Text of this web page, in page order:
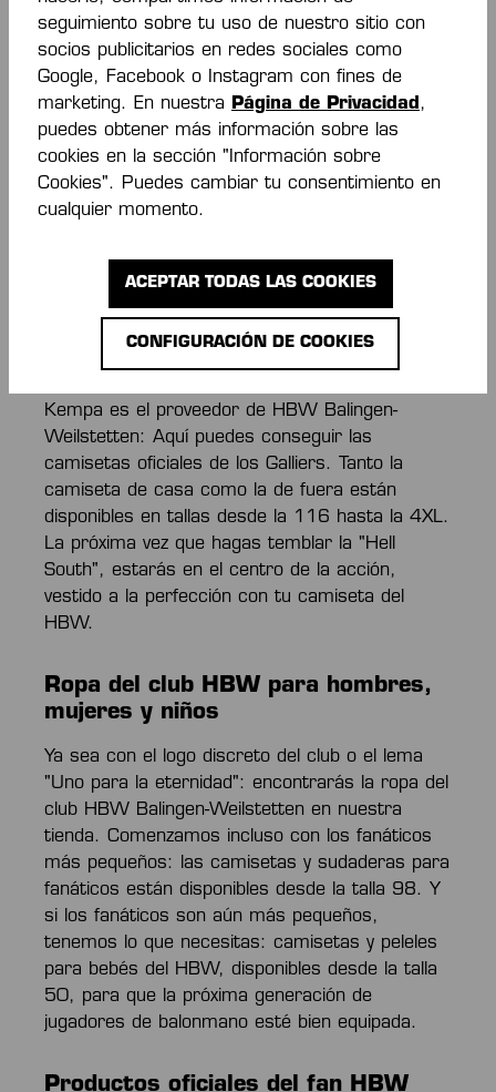
Kempa
¡Tu equipo: el HBW! Aquí, en la tienda oficial del
HBW Balingen-Weilstetten, puedes conseguir
camisetas, ropa del club y productos oficiales
de fan directamente del proveedor del equipo
Kempa. ¡Ya sea como regalo o para ti mismo:
aquí encontrarás todo lo que necesitas para
Camisetas del HBW aquí en la
tienda Gallier
Kempa es el proveedor de HBW Balingen-
Weilstetten: Aquí puedes conseguir las
camisetas oficiales de los Galliers. Tanto la
camiseta de casa como la de fuera están
disponibles en tallas desde la 116 hasta la 4XL.
La próxima vez que hagas temblar la "Hell
South", estarás en el centro de la acción,
vestido a la perfección con tu camiseta del
HBW.
Ropa del club HBW para hombres,
mujeres y niños
Ya sea con el logo discreto del club o el lema
"Uno para la eternidad": encontrarás la ropa del
club HBW Balingen-Weilstetten en nuestra
tienda. Comenzamos incluso con los fanáticos
más pequeños: las camisetas y sudaderas para
fanáticos están disponibles desde la talla 98. Y
si los fanáticos son aún más pequeños,
tenemos lo que necesitas: camisetas y peleles
para bebés del HBW, disponibles desde la talla
50, para que la próxima generación de
jugadores de balonmano esté bien equipada.
Productos oficiales del fan HBW
seguimiento sobre tu uso de nuestro sitio con
socios publicitarios en redes sociales como
Google, Facebook o Instagram con fines de
marketing. En nuestra
Página de Privacidad ,
puedes obtener más información sobre las
cookies en la sección "Información sobre
Cookies". Puedes cambiar tu consentimiento en
cualquier momento.
CONFIGURACIÓN DE COOKIES
ACEPTAR TODAS LAS COOKIES